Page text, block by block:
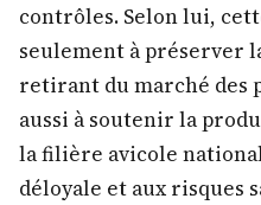
contrôles. Selon lui,
seulement à préserver
retirant du marché des
aussi à soutenir la
la filière avicole
déloyale et aux risques